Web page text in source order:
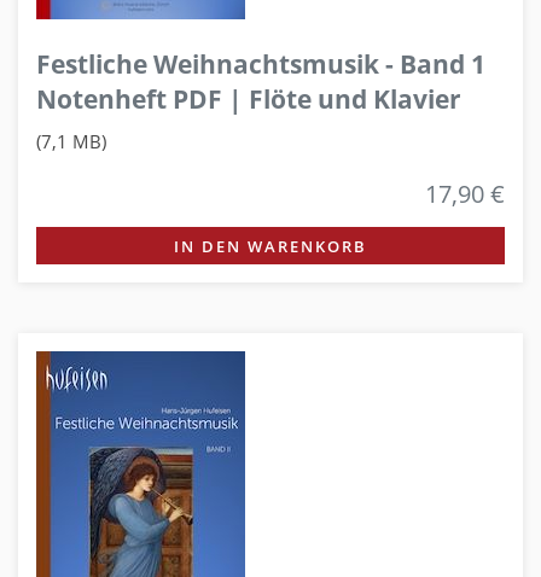
Festliche Weihnachtsmusik - Band 1
Notenheft PDF | Flöte und Klavier
(7,1 MB)
17,90 €
IN DEN WARENKORB